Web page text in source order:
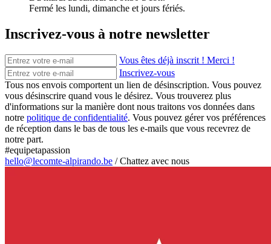
Fermé les lundi, dimanche et jours fériés.
Inscrivez-vous à notre newsletter
Vous êtes déjà inscrit ! Merci !
Inscrivez-vous
Tous nos envois comportent un lien de désinscription. Vous pouvez
vous désinscrire quand vous le désirez. Vous trouverez plus
d'informations sur la manière dont nous traitons vos données dans
notre politique de confidentialité. Vous pouvez gérer vos préférences
de réception dans le bas de tous les e-mails que vous recevrez de
notre part.
#equipetapassion
hello@lecomte-alpirando.be /Chattez avec nous